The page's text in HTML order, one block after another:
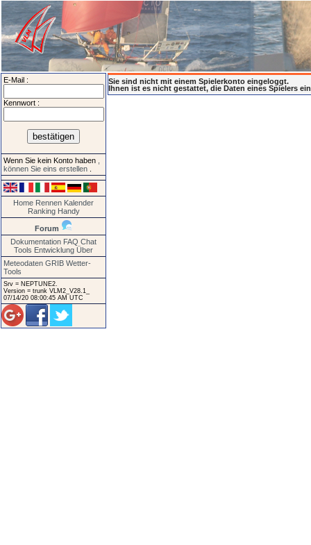
E-Mail :
Kennwort :
Wenn Sie kein Konto haben
können Sie eins erstellen
Home Rennen Kalender
Ranking Handy
Forum
Dokumentation FAQ Chat
Tools Entwicklung Über
Meteodaten GRIB Wetter-
Tools
Srv = NEPTUNE2.
Version = trunk VLM2_V28.1_
07/14/20 08:00:45 AM UTC
Sie sind nicht mit einem Spielerkonto eingeloggt.
Ihnen ist es nicht gestattet, die Daten eines Spielers